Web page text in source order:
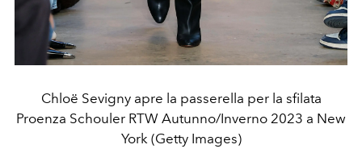
Chloë Sevigny apre la passerella per la sfilata
Proenza Schouler RTW Autunno/Inverno 2023 a New
York (Getty Images)